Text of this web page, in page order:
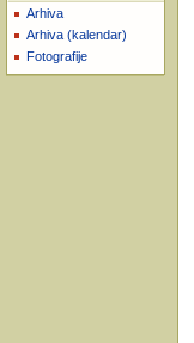
Arhiva
Arhiva (kalendar)
Fotografije